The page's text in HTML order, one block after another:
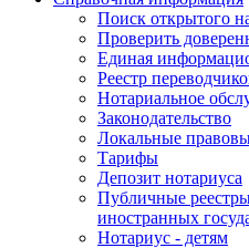
Поиск открытого
Проверить
Единая
Реестр
Нотариальное
Законодательство
Локальные
Тарифы
Депозит нотариуса
Публичные
иностранных
Нотариус - детям